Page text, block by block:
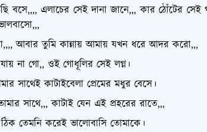
বসে,,,, এলাচের সেই দানা জানে,,, কার ঠোঁটের সেই
আবার তুমি কান্নায় আমায় যখন ধরে আদর করো,,,
যায় না গো,, ওই গোধূলির সেই লগ্ন।
সাথেই কাটাইবেলা প্রেমের মধুর বেসে।
সাথে,,, কাটাই যেন এই প্রহরের রাতে,,,
তেমনি করেই ভালোবাসি তোমাকে।